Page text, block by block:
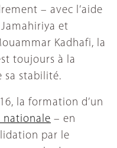
– avec l’aide
Jamahiriya et
Kadhafi, la
toujours à la
sa stabilité.
la formation d’un
nationale – en
par le